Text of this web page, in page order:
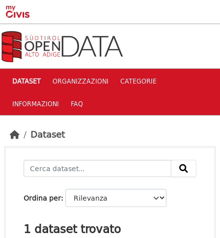
Skip to main content
DATASET ORGANIZZAZIONI CATEGORIE
INFORMAZIONI FAQ
Dataset
Ordina per
1 dataset trovato